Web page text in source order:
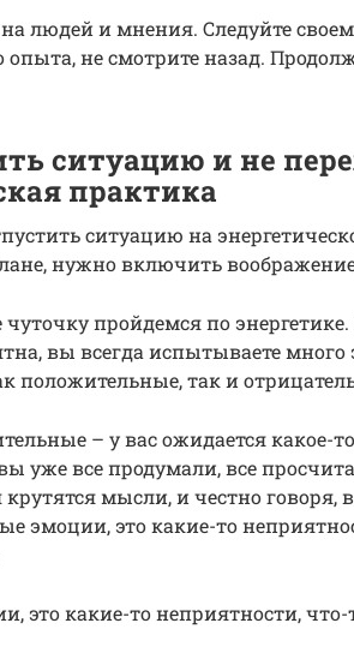
людей и мнения. Следуйте
опыта, не смотрите назад.
ситуацию и не
практика
ситуацию на
нужно включить
чуточку пройдемся по
вы всегда испытываете много
положительные, так и
– у вас ожидается какое-
уже все продумали, все
крутятся мысли, и честно говоря,
эмоции, это какие-то
это какие-то неприятности, что-